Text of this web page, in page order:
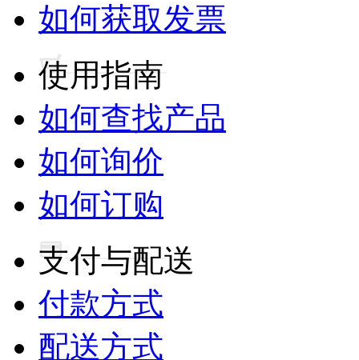
如何获取发票
使用指南
如何查找产品
如何询价
如何订购
支付与配送
付款方式
配送方式